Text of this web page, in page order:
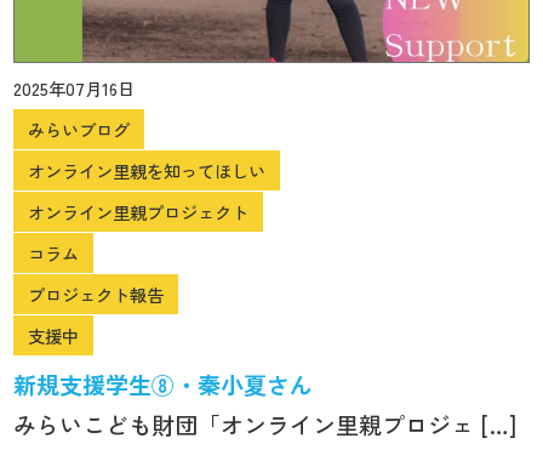
2025年07月16日
みらいブログ
オンライン里親を知ってほしい
オンライン里親プロジェクト
コラム
プロジェクト報告
支援中
新規支援学生⑧・秦小夏さん
みらいこども財団「オンライン里親プロジェ […]